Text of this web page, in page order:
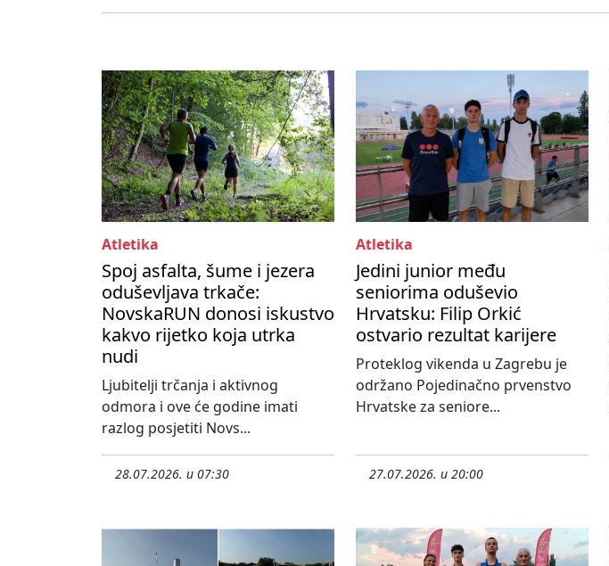
Atletika
Spoj asfalta, šume i jezera
oduševljava trkače:
NovskaRUN donosi iskustvo
kakvo rijetko koja utrka
nudi
Ljubitelji trčanja i aktivnog
odmora i ove će godine imati
razlog posjetiti Novs...
28.07.2026. u 07:30
Atletika
Jedini junior među
seniorima oduševio
Hrvatsku: Filip Orkić
ostvario rezultat karijere
Proteklog vikenda u Zagrebu je
održano Pojedinačno prvenstvo
Hrvatske za seniore...
27.07.2026. u 20:00